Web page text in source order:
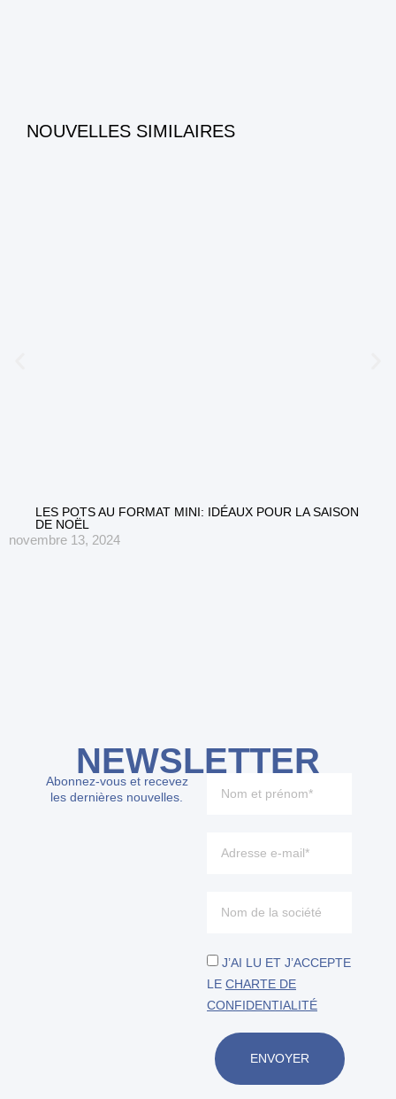
NOUVELLES SIMILAIRES
LES POTS AU FORMAT MINI: IDÉAUX POUR LA SAISON
DE NOËL
novembre 13, 2024
NEWSLETTER
Abonnez-vous et recevez
les dernières nouvelles.
J’AI LU ET J’ACCEPTE
LE CHARTE DE
CONFIDENTIALITÉ
ENVOYER